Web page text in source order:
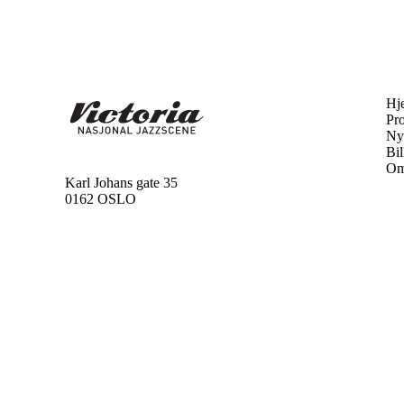
Karl Johans gate 35
0162 OSLO